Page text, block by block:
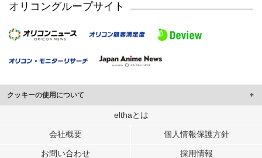
オリコングループサイト
クッキーの使用について
このサイトでは Cookie を使用して、ユーザーに合わせたコンテンツや広告の
行っています。
メディアや広告配信、データ解析の各パートナーに提供しています。
elthaとは
会社概要 個人情報保護方針
お問い合わせ 採用情報